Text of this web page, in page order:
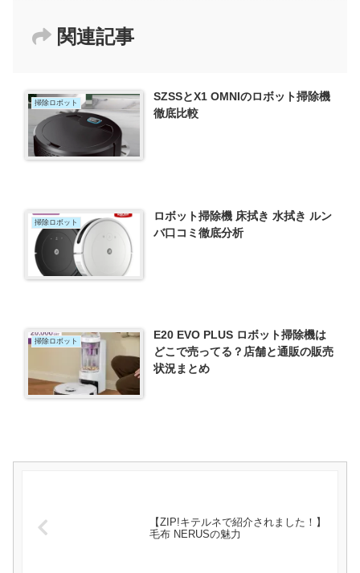
関連記事
掃除ロボット
SZSSとX1 OMNIのロボット掃除機
徹底比較
掃除ロボット
ロボット掃除機 床拭き 水拭き ルン
バ口コミ徹底分析
掃除ロボット
E20 EVO PLUS ロボット掃除機は
どこで売ってる？店舗と通販の販売
状況まとめ
【ZIP!キテルネで紹介されました！】
毛布 NERUSの魅力